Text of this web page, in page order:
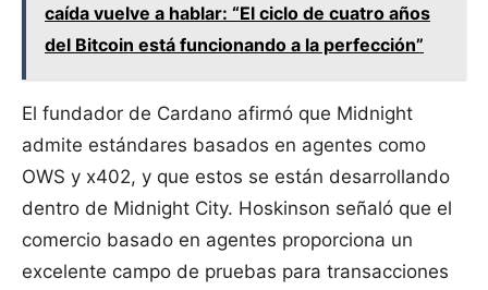
caída vuelve a hablar: “El ciclo de cuatro años
del Bitcoin está funcionando a la perfección”
El fundador de Cardano afirmó que Midnight
admite estándares basados en agentes como
OWS y x402, y que estos se están desarrollando
dentro de Midnight City. Hoskinson señaló que el
comercio basado en agentes proporciona un
excelente campo de pruebas para transacciones